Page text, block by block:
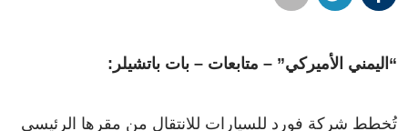
“اليمني الأميركي” – متابعات – بات باتشيلر:
تُخطط شركة فورد للسيارات للانتقال من مقرها الرئيسي